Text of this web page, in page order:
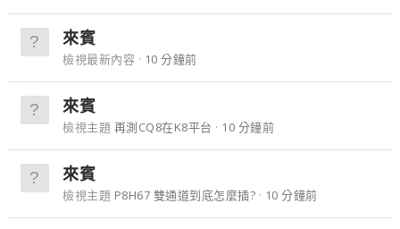
來賓
檢視最新內容 10 分鐘前
來賓
檢視主題 再測CQ8在K8平台 10 分鐘前
來賓
檢視主題 P8H67 雙通道到底怎麼插? 10 分鐘前